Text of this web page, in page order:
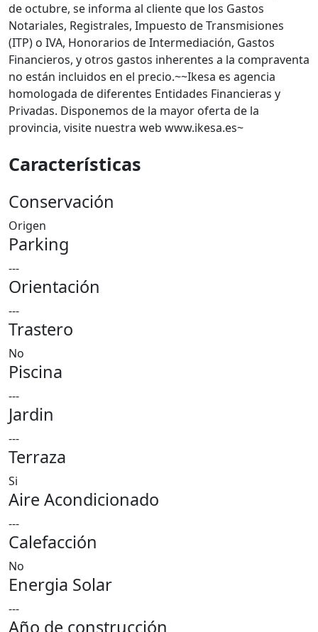
de octubre, se informa al cliente que los Gastos
Notariales, Registrales, Impuesto de Transmisiones
(ITP) o IVA, Honorarios de Intermediación, Gastos
Financieros, y otros gastos inherentes a la compraventa
no están incluidos en el precio.~~Ikesa es agencia
homologada de diferentes Entidades Financieras y
Privadas. Disponemos de la mayor oferta de la
provincia, visite nuestra web www.ikesa.es~
Características
Conservación
Origen
Parking
---
Orientación
---
Trastero
No
Piscina
---
Jardin
---
Terraza
Si
Aire Acondicionado
---
Calefacción
No
Energia Solar
---
Año de construcción